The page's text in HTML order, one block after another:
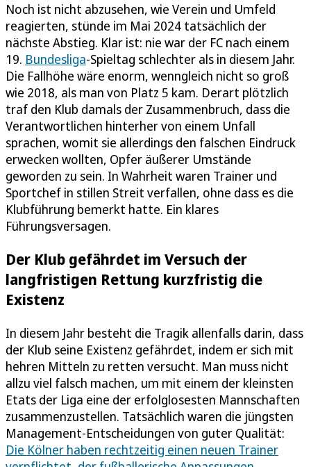
Noch ist nicht abzusehen, wie Verein und Umfeld
reagierten, stünde im Mai 2024 tatsächlich der
nächste Abstieg. Klar ist: nie war der FC nach einem
19. Bundesliga-Spieltag schlechter als in diesem Jahr.
Die Fallhöhe wäre enorm, wenngleich nicht so groß
wie 2018, als man von Platz 5 kam. Derart plötzlich
traf den Klub damals der Zusammenbruch, dass die
Verantwortlichen hinterher von einem Unfall
sprachen, womit sie allerdings den falschen Eindruck
erwecken wollten, Opfer äußerer Umstände
geworden zu sein. In Wahrheit waren Trainer und
Sportchef in stillen Streit verfallen, ohne dass es die
Klubführung bemerkt hatte. Ein klares
Führungsversagen.
Der Klub gefährdet im Versuch der
langfristigen Rettung kurzfristig die
Existenz
In diesem Jahr besteht die Tragik allenfalls darin, dass
der Klub seine Existenz gefährdet, indem er sich mit
hehren Mitteln zu retten versucht. Man muss nicht
allzu viel falsch machen, um mit einem der kleinsten
Etats der Liga eine der erfolglosesten Mannschaften
zusammenzustellen. Tatsächlich waren die jüngsten
Management-Entscheidungen von guter Qualität:
Die Kölner haben rechtzeitig einen neuen Trainer